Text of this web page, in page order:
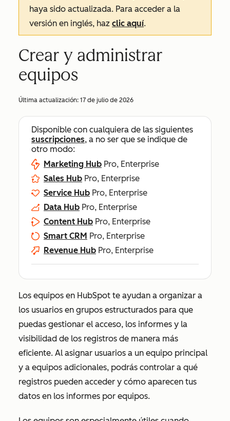
haya sido actualizada. Para acceder a la
versión en inglés, haz clic aquí.
Crear y administrar
equipos
Última actualización: 17 de julio de 2026
Disponible con cualquiera de las siguientes
suscripciones, a no ser que se indique de
otro modo:
Marketing Hub Pro, Enterprise
Sales Hub Pro, Enterprise
Service Hub Pro, Enterprise
Data Hub Pro, Enterprise
Content Hub Pro, Enterprise
Smart CRM Pro, Enterprise
Revenue Hub Pro, Enterprise
Los equipos en HubSpot te ayudan a organizar a
los usuarios en grupos estructurados para que
puedas gestionar el acceso, los informes y la
visibilidad de los registros de manera más
eficiente. Al asignar usuarios a un equipo principal
y a equipos adicionales, podrás controlar a qué
registros pueden acceder y cómo aparecen tus
datos en los informes por equipos.